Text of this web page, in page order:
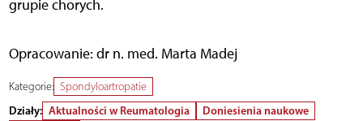
grupie chorych.
Opracowanie: dr n. med. Marta Madej
Kategorie: Spondyloartropatie
Działy: Aktualności w Reumatologia
Doniesienia naukowe